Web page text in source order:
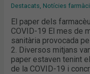
Destacats Notícies
El paper dels
COVID-19 El mes de
sanitària provocada
2. Diversos mitjans
paper estaven tenint
de la COVID-19 i
TEMES
DESTACATS
ALS
MITJANS